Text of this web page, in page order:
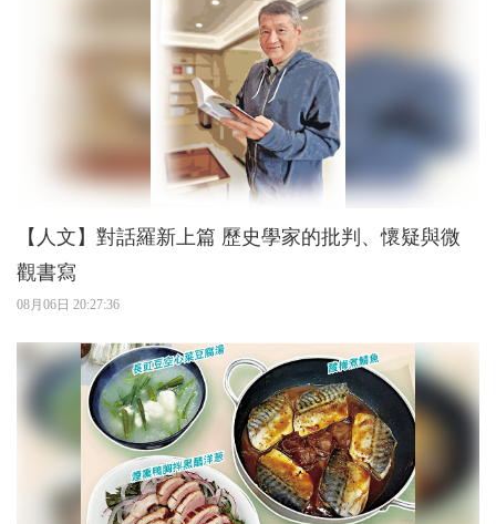
【人文】對話羅新上篇 歷史學家的批判、懷疑與微
觀書寫
08月06日 20:27:36